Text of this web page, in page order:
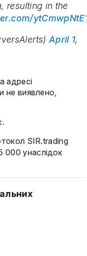
resulting in the
April 1,
адресі
не виявлено,
SIR.trading
000 унаслідок